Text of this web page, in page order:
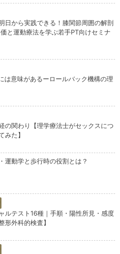
日から実践できる！膝関節周囲の解剖
と運動療法を学ぶ若手PT向けセミナ
は意味があるーロールバック機構の理
の関わり【理学療法士がセックスにつ
た】
運動学と歩行時の役割とは？
ルテスト16種｜手順・陽性所見・感度
形外科的検査】